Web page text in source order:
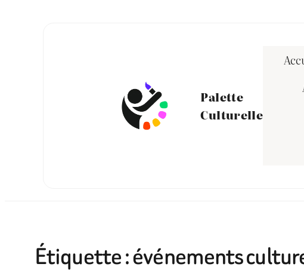
Palette
Culturelle
Étiquette :événements